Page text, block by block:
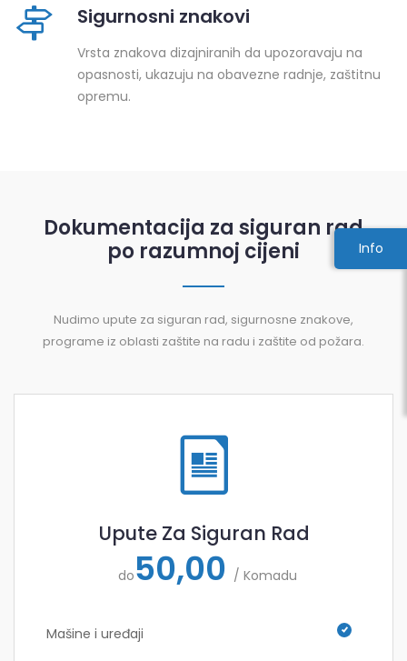
Info
Sigurnosni znakovi
Vrsta znakova dizajniranih da upozoravaju na
opasnosti, ukazuju na obavezne radnje, zaštitnu
opremu.
Dokumentacija za siguran rad
po razumnoj cijeni
Nudimo upute za siguran rad, sigurnosne znakove,
programe iz oblasti zaštite na radu i zaštite od požara.
Upute Za Siguran Rad
do50,00 / Komadu
Mašine i uređaji